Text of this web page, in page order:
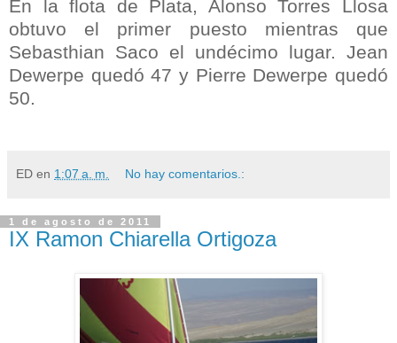
En la flota de Plata, Alonso Torres Llosa
obtuvo el primer puesto mientras que
Sebasthian Saco el undécimo lugar. Jean
Dewerpe quedó 47 y Pierre Dewerpe quedó
50.
ED en 1:07 a. m. No hay comentarios.:
1 de agosto de 2011
IX Ramon Chiarella Ortigoza